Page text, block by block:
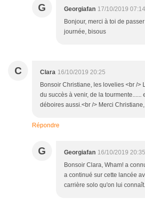
G Georgiafan 17/10/2019 07:14
Bonjour, merci à toi de
journée, bisous
C Clara 16/10/2019 20:25
Bonsoir Christiane, les lovelies <br />
du succès à venir, de la tourmente......
déboires aussi.<br /> Merci
Répondre
G Georgiafan 16/10/2019 20:35
Bonsoir Clara, Wham! a
a continué sur cette lancée
carrière solo qu'on lui